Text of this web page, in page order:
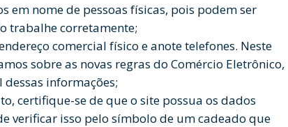
em nome de pessoas físicas, pois podem ser
trabalhe corretamente;
comercial físico e anote telefones. Neste
sobre as novas regras do Comércio Eletrônico,
informações;
certifique-se de que o site possua os dados
verificar isso pelo símbolo de um cadeado que